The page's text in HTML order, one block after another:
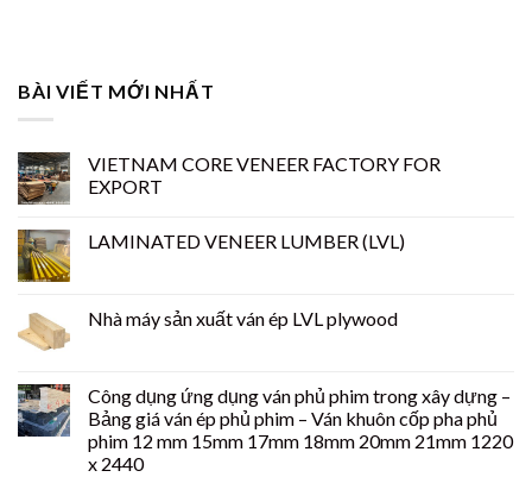
BÀI VIẾT MỚI NHẤT
VIETNAM CORE VENEER FACTORY FOR
EXPORT
LAMINATED VENEER LUMBER (LVL)
Nhà máy sản xuất ván ép LVL plywood
Công dụng ứng dụng ván phủ phim trong xây dựng –
Bảng giá ván ép phủ phim – Ván khuôn cốp pha phủ
phim 12 mm 15mm 17mm 18mm 20mm 21mm 1220
x 2440